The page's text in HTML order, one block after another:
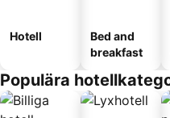
Hotell
Bed and
breakfast
Populära